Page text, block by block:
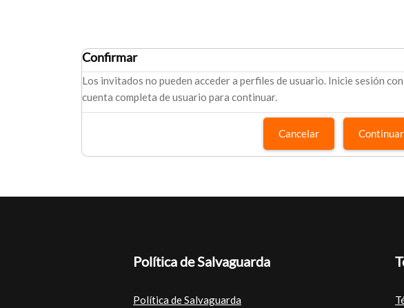
Confirmar
Los invitados no pueden acceder a perfiles de usuario. Inicie sesión
cuenta completa de usuario para continuar.
Cancelar Continuar
Política de Salvaguarda
Política de Salvaguarda